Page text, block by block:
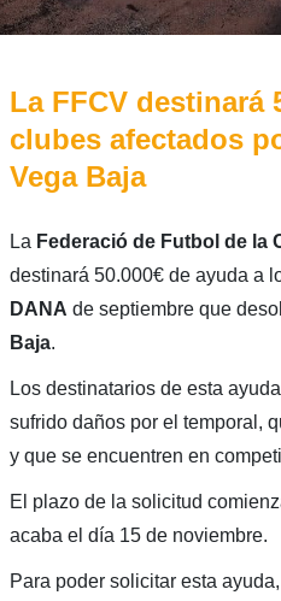
La FFCV destinará
clubes afectados
Vega Baja
La Federació de Futbol de la
destinará 50.000€ de ayuda a
DANA de septiembre que
Baja.
Los destinatarios de esta
sufrido daños por el temporal,
y que se encuentren en
El plazo de la solicitud
acaba el día 15 de noviembre.
Para poder solicitar esta